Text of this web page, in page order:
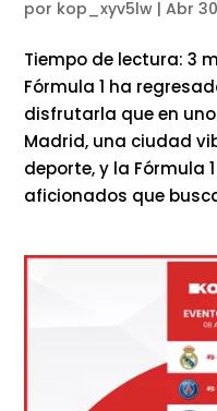
por kop_xyv5lw |Abr
Tiempo de lectura: 3
Fórmula 1 ha
disfrutarla que en
Madrid, una ciudad
deporte, y la Fórmula
aficionados que